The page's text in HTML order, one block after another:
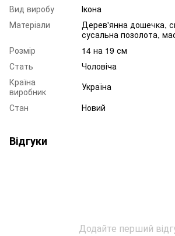
Вид виробу
Ікона
Матеріали
Дерев'янна дошечка,
сусальна позолота,
Розмір
14 на 19 см
Стать
Чоловіча
Країна
виробник
Україна
Стан
Новий
Відгуки
Додайте перший